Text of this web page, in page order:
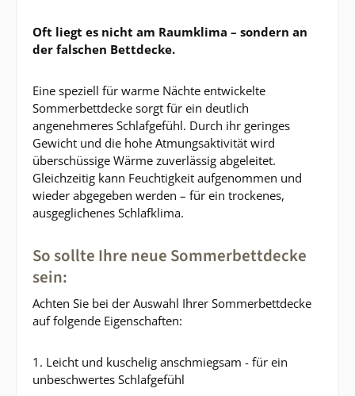
Oft liegt es nicht am Raumklima – sondern an
der falschen Bettdecke.
Eine speziell für warme Nächte entwickelte
Sommerbettdecke sorgt für ein deutlich
angenehmeres Schlafgefühl. Durch ihr geringes
Gewicht und die hohe Atmungsaktivität wird
überschüssige Wärme zuverlässig abgeleitet.
Gleichzeitig kann Feuchtigkeit aufgenommen und
wieder abgegeben werden – für ein trockenes,
ausgeglichenes Schlafklima.
So sollte Ihre neue Sommerbettdecke
sein:
Achten Sie bei der Auswahl Ihrer Sommerbettdecke
auf folgende Eigenschaften:
1. Leicht und kuschelig anschmiegsam - für ein
unbeschwertes Schlafgefühl